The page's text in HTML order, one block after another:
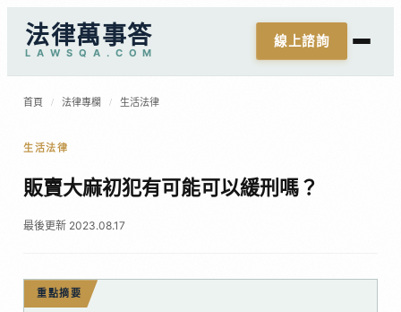
法律萬事答
L A W S Q A . C O M
線上諮詢
首頁 / 法律專欄 / 生活法律
生活法律
販賣大麻初犯有可能可以緩刑嗎？
最後更新 2023.08.17
重點摘要